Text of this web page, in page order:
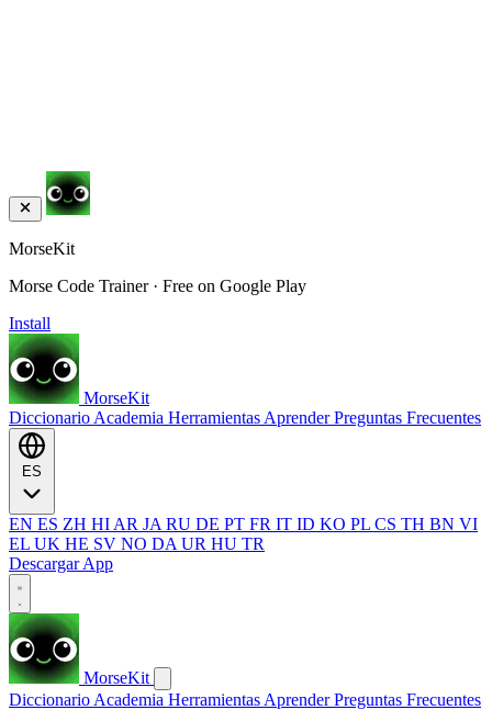
MorseKit
Morse Code Trainer · Free on Google Play
Install
MorseKit
Diccionario Academia Herramientas AprenderPreguntas Frecuentes
EN ES ZH HI AR JA RU DE PT FR IT ID KO PL CS TH BN VI
EL UK HE SV NO DA UR HU TR
Descargar App
MorseKit
Diccionario Academia Herramientas AprenderPreguntas Frecuentes